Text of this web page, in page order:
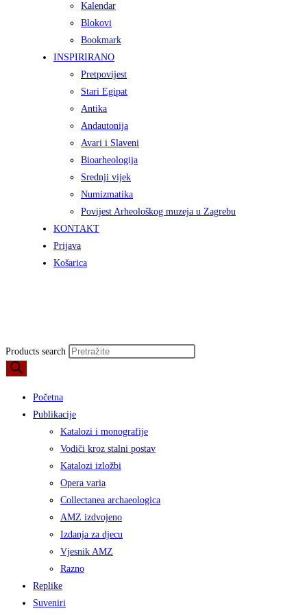
Kalendar
Blokovi
Bookmark
INSPIRIRANO
Pretpovijest
Stari Egipat
Antika
Andautonija
Avari i Slaveni
Bioarheologija
Srednji vijek
Numizmatika
Povijest Arheološkog muzeja u Zagrebu
KONTAKT
Prijava
Košarica
Products search
Početna
Publikacije
Katalozi i monografije
Vodiči kroz stalni postav
Katalozi izložbi
Opera varia
Collectanea archaeologica
AMZ izdvojeno
Izdanja za djecu
Vjesnik AMZ
Razno
Replike
Suveniri